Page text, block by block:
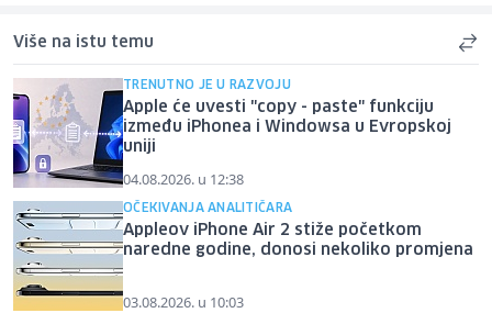
Više na istu temu
TRENUTNO JE U RAZVOJU
Apple će uvesti "copy - paste" funkciju
između iPhonea i Windowsa u Evropskoj
uniji
04.08.2026. u 12:38
OČEKIVANJA ANALITIČARA
Appleov iPhone Air 2 stiže početkom
naredne godine, donosi nekoliko promjena
03.08.2026. u 10:03